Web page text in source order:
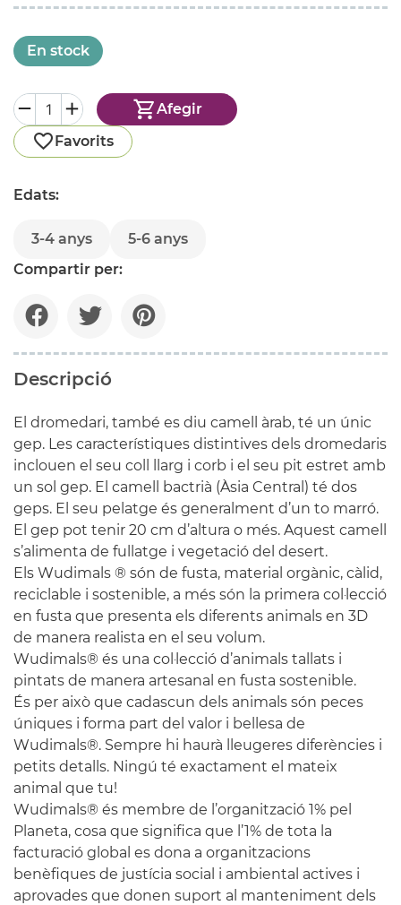
En stock
Afegir
Favorits
Edats:
3-4 anys
5-6 anys
Compartir per:
Descripció
El dromedari, també es diu camell àrab, té un únic
gep. Les característiques distintives dels dromedaris
inclouen el seu coll llarg i corb i el seu pit estret amb
un sol gep. El camell bactrià (Àsia Central) té dos
geps. El seu pelatge és generalment d’un to marró.
El gep pot tenir 20 cm d’altura o més. Aquest camell
s’alimenta de fullatge i vegetació del desert.
Els Wudimals ® són de fusta, material orgànic, càlid,
reciclable i sostenible, a més són la primera col·lecció
en fusta que presenta els diferents animals en 3D
de manera realista en el seu volum.
Wudimals® és una col·lecció d’animals tallats i
pintats de manera artesanal en fusta sostenible.
És per això que cadascun dels animals són peces
úniques i forma part del valor i bellesa de
Wudimals®. Sempre hi haurà lleugeres diferències i
petits detalls. Ningú té exactament el mateix
animal que tu!
Wudimals® és membre de l’organització 1% pel
Planeta, cosa que significa que l’1% de tota la
facturació global es dona a organitzacions
benèfiques de justícia social i ambiental actives i
aprovades que donen suport al manteniment dels